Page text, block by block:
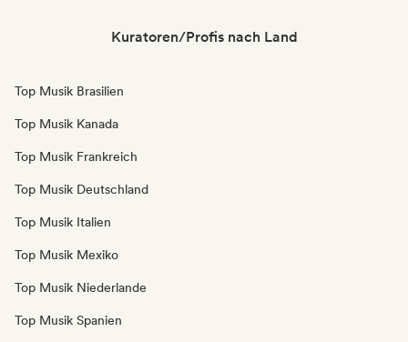
Kuratoren/Profis nach Land
Top Musik Brasilien
Top Musik Kanada
Top Musik Frankreich
Top Musik Deutschland
Top Musik Italien
Top Musik Mexiko
Top Musik Niederlande
Top Musik Spanien